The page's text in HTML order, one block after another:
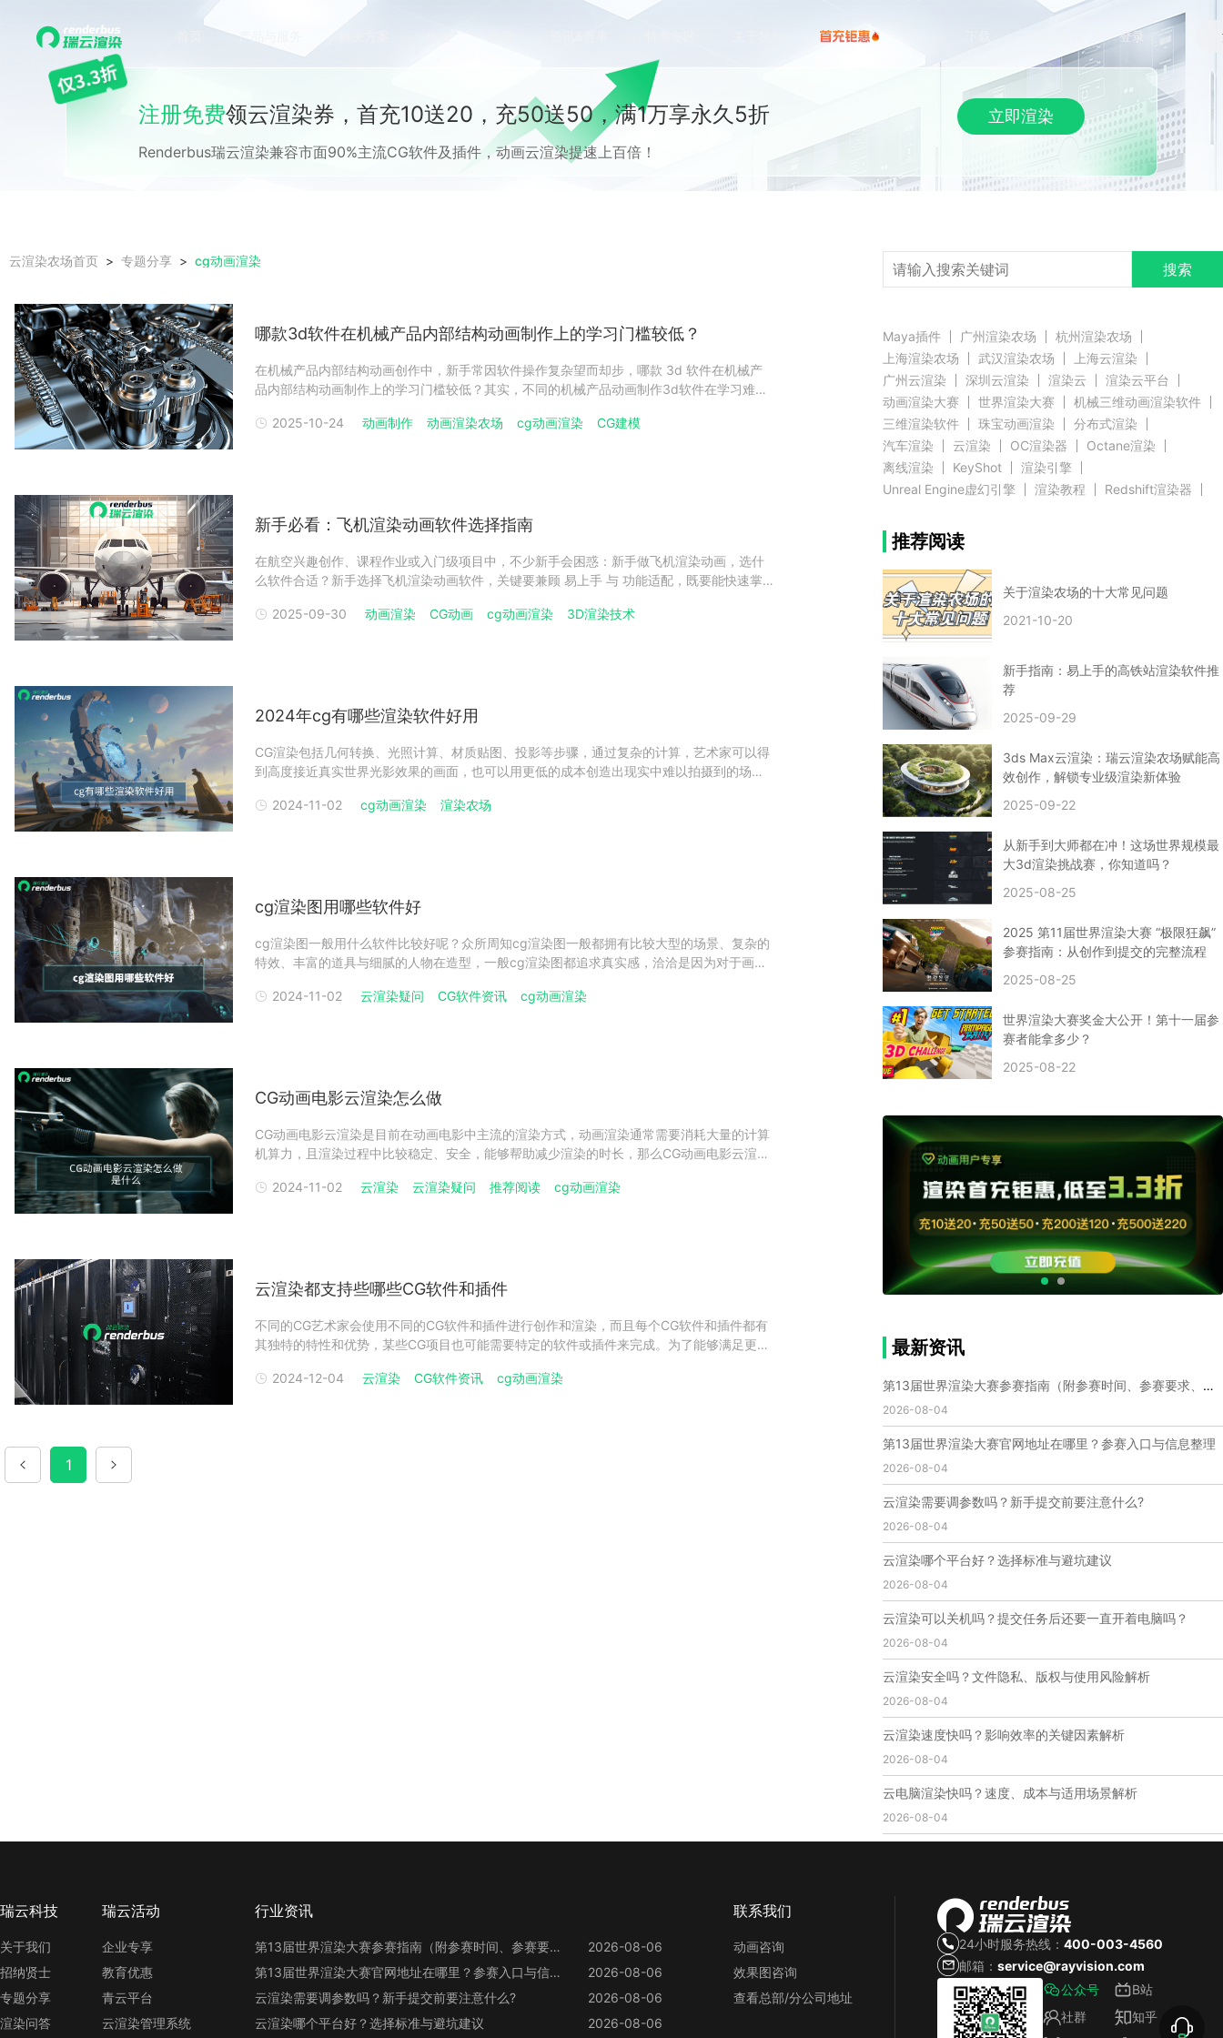
产品与服务 登录
注册免费领云渲染券，首充10送20，充50送50，满1万享永久5折
Renderbus瑞云渲染兼容市面90%主流CG软件及插件，动画云渲染提速上百倍！
立即渲染
云渲染农场首页 专题分享 cg动画渲染
哪款3d软件在机械产品内部结构动画制作上的学习门槛较低？
在机械产品内部结构动画创作中，新手常因软件操作复杂望而却步，哪款 3d 软件在机械产
品内部结构动画制作上的学习门槛较低？其实，不同的机械产品动画制作3d软件在学习难度
源、功能适配性等维度，解析门槛较低的机械产品动画制作3d软件。​1、Blender：开源免费
2025-10-24 动画制作 动画渲染农场 cg动画渲染 CG建模
新手必看：飞机渲染动画软件选择指南
在航空兴趣创作、课程作业或入门级项目中，不少新手会困惑：新手做飞机渲染动画，选什
么软件合适？新手选择飞机渲染动画软件，关键要兼顾 易上手 与 功能适配，既要能快速掌
机渲染动画软件1：新手入门级软件推荐（基础款）对零经验新手来说，入门级飞机渲染动画
2025-09-30 动画渲染 CG动画 cg动画渲染 3D渲染技术
2024年cg有哪些渲染软件好用
CG渲染包括几何转换、光照计算、材质贴图、投影等步骤，通过复杂的计算，艺术家可以得
到高度接近真实世界光影效果的画面，也可以用更低的成本创造出现实中难以拍摄到的场
到 CG 渲染。 CG 渲染软件也很多，主流的包括C4D、maya、Blender、3ds Max等
2024-11-02 cg动画渲染 渲染农场
cg渲染图用哪些软件好
cg渲染图一般用什么软件比较好呢？众所周知cg渲染图一般都拥有比较大型的场景、复杂的
特效、丰富的道具与细腻的人物在造型，一般cg渲染图都追求真实感，洽洽是因为对于画面
cg渲染图使用软件与云渲染选择，希望帮助大家！cg渲染图用哪些软件好3D建模软件（1）
2024-11-02 云渲染疑问 CG软件资讯 cg动画渲染
CG动画电影云渲染怎么做
CG动画电影云渲染是目前在动画电影中主流的渲染方式，动画渲染通常需要消耗大量的计算
机算力，且渲染过程中比较稳定、安全，能够帮助减少渲染的时长，那么CG动画电影云渲染
计算平台上的服务和资源来渲染计算机生成的图像或动画的过程，CG动画电影中角色、场景
2024-11-02 云渲染 云渲染疑问 推荐阅读 cg动画渲染
云渲染都支持些哪些CG软件和插件
不同的CG艺术家会使用不同的CG软件和插件进行创作和渲染，而且每个CG软件和插件都有
其独特的特性和优势，某些CG项目也可能需要特定的软件或插件来完成。为了能够满足更广
插件，为CG行业的创作者们提供更好的创作环境。但每个云渲染平台由于研发团队的技术差
2024-12-04 云渲染 CG软件资讯 cg动画渲染
1
搜索
Maya插件 广州渲染农场
杭州渲染农场
上海渲染农场
武汉渲染农场
上海云渲染
广州云渲染
深圳云渲染 渲染云
渲染云平台
动画渲染大赛
世界渲染大赛
机械三维动画渲染软件
三维渲染软件
珠宝动画渲染
分布式渲染
汽车渲染
云渲染 OC渲染器
Octane渲染
离线渲染
KeyShot
渲染引擎
Unreal Engine虚幻引擎
渲染教程
Redshift渲染器
推荐阅读
3D模型教程
云渲染农场使用教程
渲染图黑色
云渲染农场价格
建筑效果图渲染
渲染速度慢
贴图教程
CG角色制作心得
动画渲染 在线渲染
渲染技巧
雕刻3D模型
Blender云端渲染
maya渲染 CG动画
动画制作
Blender
CG渲染 渲染农场
3dmax云端渲染
渲染图
CG原画
clarisse教程
拟真人物制作 实时渲染
视觉效果
视觉特效
特效 VRay制作案例
VFX案例
手动渲染农场
云渲染小课堂
CPU渲染
Arnold案例
vr渲染器
效果图渲染 免费云渲染
Autodesk
2D转3D
SU渲染 圣诞短片
风暴幽灵船
云渲染大咖专访
CG电影云渲染案例
Houdini建模案例
CG人物制作
Maya基础知识
Blender渲染技巧
3ds Max资讯
3ds Max教程
CG软件资讯
3d云渲染
3dmax渲染
Substance Painter
vray网络渲染
SAAS渲染农场
Lumion
ZBrush技巧
SketchUp教程
3dmax 渲染慢
渲染卡顿
云渲染怎么收费
纹理渲染
全局光引擎
渲染溢色
EEVEE渲染器
Cycles渲染器
C4D教程
Corona降噪器
奥斯卡
人物建模渲染
在线建模渲染
北京渲染农场
成都动画渲染
免费渲染农场
网络渲染农场
个人渲染农场
小型渲染农场
自建渲染农场
视频渲染农场
渲染农场软件
cpu渲染农场
渲染农场费用
渲染农场下载
模型软件
建模渲染软件
三维建模渲染
3d建模渲染
云渲染农场
C4D渲染农场
渲染农场收费
云渲染农场价格
瑞云渲染农场价格
动画渲染农场
第十一届世界渲染大赛
世界渲染大赛时间
世界渲染大赛官网
国际渲染大赛
国际渲染大赛排名
世界渲染大赛软件
瑞云官网
瑞云科技 端云
瑞云渲染官网
网络渲染软件
云渲染服务
云渲染怎么收费
云渲染怎么用
云渲染技术
云渲染原理 云渲染插件
云渲染软件
云渲染引擎
云渲染主机
云渲染软件厂家
免费云渲染
云渲染网站
云渲染收费 云渲染厂家
云渲染厂商
瑞云渲染大赛
3d渲染大赛
CG动画渲染大赛
瑞云渲染大赛报名页
瑞云渲染大赛奖项
瑞云渲染大赛历届大赛回顾
云渲染电脑
云渲染配置 云主机渲染
视频云渲染
实时渲染云
视频云渲染平台
云端渲染器 云端渲染软件
推荐阅读
关于渲染农场的十大常见问题
2021-10-20
新手指南：易上手的高铁站渲染软件推
荐
2025-09-29
3ds Max云渲染：瑞云渲染农场赋能高
效创作，解锁专业级渲染新体验
2025-09-22
从新手到大师都在冲！这场世界规模最
大3d渲染挑战赛，你知道吗？
2025-08-25
2025 第11届世界渲染大赛 “极限狂飙”
参赛指南：从创作到提交的完整流程
2025-08-25
世界渲染大赛奖金大公开！第十一届参
赛者能拿多少？
2025-08-22
最新资讯
第13届世界渲染大赛参赛指南（附参赛时间、参赛要求、赛事奖励等）
2026-08-04
第13届世界渲染大赛官网地址在哪里？参赛入口与信息整理
2026-08-04
云渲染需要调参数吗？新手提交前要注意什么?
2026-08-04
云渲染哪个平台好？选择标准与避坑建议
2026-08-04
云渲染可以关机吗？提交任务后还要一直开着电脑吗？
2026-08-04
云渲染安全吗？文件隐私、版权与使用风险解析
2026-08-04
云渲染速度快吗？影响效率的关键因素解析
2026-08-04
云电脑渲染快吗？速度、成本与适用场景解析
2026-08-04
瑞云科技
关于我们
招纳贤士
专题分享
渲染问答
瑞云活动
企业专享
教育优惠
青云平台
云渲染管理系统
行业资讯
第13届世界渲染大赛参赛指南（附参赛时间、参赛要求、赛事奖励等）
2026-08-06
第13届世界渲染大赛官网地址在哪里？参赛入口与信息整理
2026-08-06
云渲染需要调参数吗？新手提交前要注意什么?
2026-08-06
云渲染哪个平台好？选择标准与避坑建议
2026-08-06
联系我们
动画咨询
效果图咨询
查看总部/分公司地址
24小时服务热线：400-003-4560
邮箱：service@rayvision.com
公众号
社群
B站
知乎